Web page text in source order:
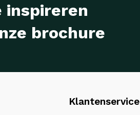
inspireren
brochure
Klantenservice